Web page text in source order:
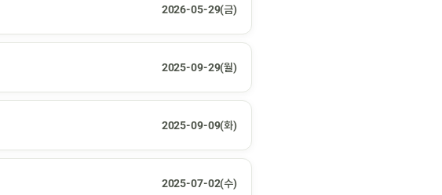
2026-05-29(금)
2025-09-29(월)
2025-09-09(화)
2025-07-02(수)